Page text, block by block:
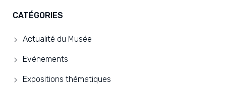
CATÉGORIES
Actualité du Musée
Evénements
Expositions thématiques